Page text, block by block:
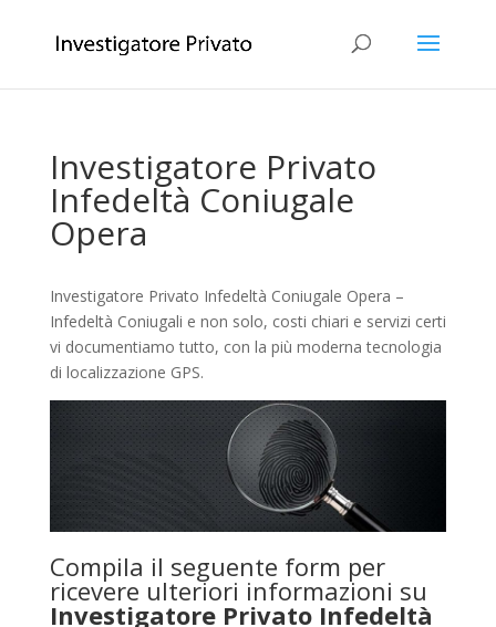
Investigatore Privato
Infedeltà Coniugale
Opera
Investigatore Privato Infedeltà Coniugale Opera –
Infedeltà Coniugali e non solo, costi chiari e servizi certi
vi documentiamo tutto, con la più moderna tecnologia
di localizzazione GPS.
Compila il seguente form per
ricevere ulteriori informazioni su
Investigatore Privato Infedeltà